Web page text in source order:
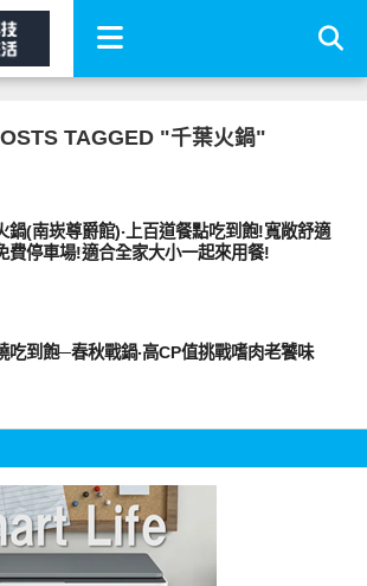
TAGGED "千葉火鍋"
鍋(南崁尊爵館)‧上百道餐點吃到飽!寬敞舒適
費停車場!適合全家大小一起來用餐!
吃到飽─春秋戰鍋‧高CP值挑戰嗜肉老饕味